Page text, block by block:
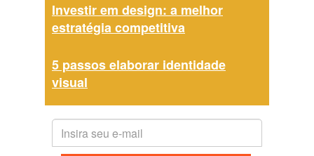
Investir em design: a melhor
estratégia competitiva
5 passos elaborar identidade
visual